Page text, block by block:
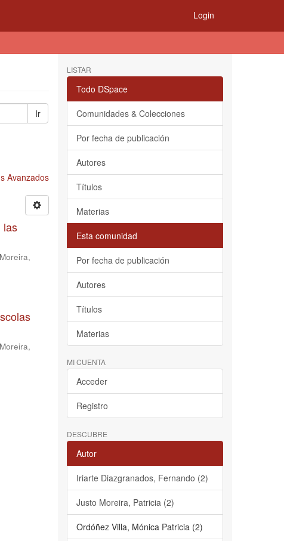
Login
Ir
Avanzados
las
LISTAR
Todo DSpace
Comunidades & Colecciones
Por fecha de publicación
Autores
Títulos
Materias
Esta comunidad
Por fecha de publicación
Autores
Títulos
Materias
MI CUENTA
Acceder
Registro
DESCUBRE
Autor
Iriarte Diazgranados, Fernando (2)
Justo Moreira, Patricia (2)
Ordóñez Villa, Mónica Patricia (2)